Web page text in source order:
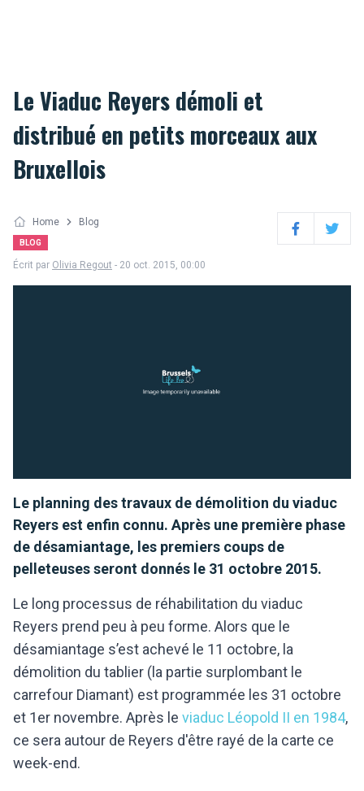
Le Viaduc Reyers démoli et
distribué en petits morceaux aux
Bruxellois
Home Blog
BLOG FacebookTwitter
Écrit par Olivia Regout - 20 oct. 2015, 00:00
Le planning des travaux de démolition du viaduc
Reyers est enfin connu. Après une première phase
de désamiantage, les premiers coups de
pelleteuses seront donnés le 31 octobre 2015.
Le long processus de réhabilitation du viaduc
Reyers prend peu à peu forme. Alors que le
désamiantage s’est achevé le 11 octobre, la
démolition du tablier (la partie surplombant le
carrefour Diamant) est programmée les 31 octobre
et 1er novembre. Après le viaduc Léopold II en 1984,
ce sera autour de Reyers d'être rayé de la carte ce
week-end.